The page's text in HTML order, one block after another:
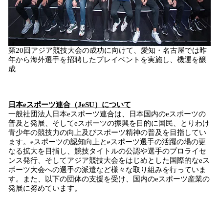
第20回アジア競技大会の成功に向けて、愛知・名古屋では昨
年から海外選手を招聘したプレイベントを実施し、機運を醸
成
日本eスポーツ連合（JeSU）について
一般社団法人日本eスポーツ連合は、日本国内のeスポーツの
普及と発展、そしてeスポーツの振興を目的に国民、とりわけ
青少年の競技力の向上及びスポーツ精神の普及を目指してい
ます。eスポーツの認知向上とeスポーツ選手の活躍の場の更
なる拡大を目指し、競技タイトルの公認や選手のプロライセ
ンス発行、そしてアジア競技大会をはじめとした国際的なeス
ポーツ大会への選手の派遣など様々な取り組みを行っていま
す。また、以下の団体の支援を受け、国内のeスポーツ産業の
発展に努めています。